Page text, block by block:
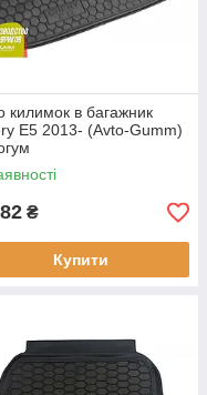
килимок в багажник
E5 2013- (Avto-Gumm)
₴
Купити